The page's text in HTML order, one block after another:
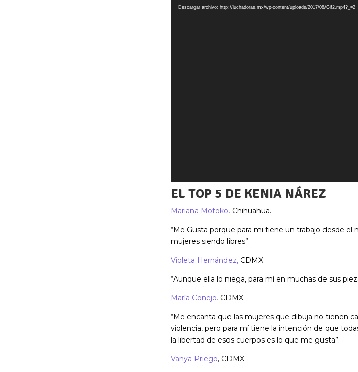
deDescargar archivo: http://luchadoras.mx/wp-content/uploads/2017/08/Gif2.mp4?_=2
EL TOP 5 DE KENIA NÁREZ
Mariana Motoko. Chihuahua.
“Me Gusta porque para mi tiene un trabajo desde el
mujeres siendo libres”.
Violeta Hernández, CDMX
“Aunque ella lo niega, para mí en muchas de sus
María Conejo. CDMX
“Me encanta que las mujeres que dibuja no tienen
violencia, pero para mí tiene la intención de que
la libertad de esos cuerpos es lo que me gusta”.
Vanya Priego, CDMX